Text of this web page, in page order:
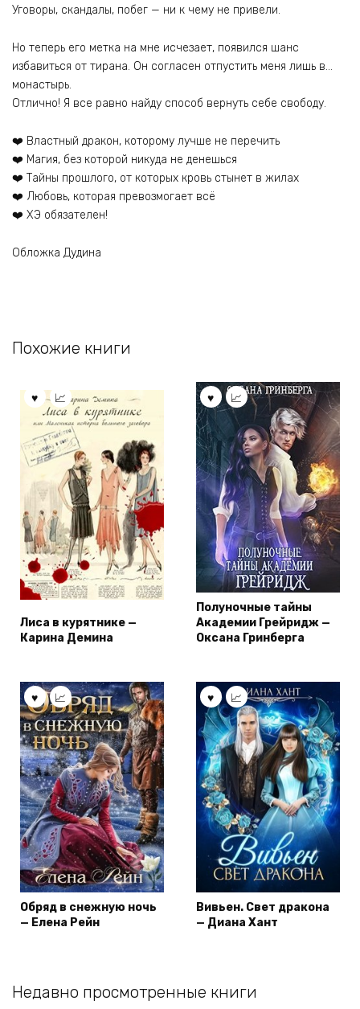
Уговоры, скандалы, побег — ни к чему не привели.
Но теперь его метка на мне исчезает, появился шанс
избавиться от тирана. Он согласен отпустить меня лишь в…
монастырь.
Отлично! Я все равно найду способ вернуть себе свободу.
❤️ Властный дракон, которому лучше не перечить
❤️ Магия, без которой никуда не денешься
❤️ Тайны прошлого, от которых кровь стынет в жилах
❤️ Любовь, которая превозмогает всё
❤️ ХЭ обязателен!
Обложка Дудина
Похожие книги
Лиса в курятнике —
Карина Демина
Полуночные тайны
Академии Грейридж —
Оксана Гринберга
Обряд в снежную ночь
— Елена Рейн
Вивьен. Свет дракона
— Диана Хант
Недавно просмотренные книги